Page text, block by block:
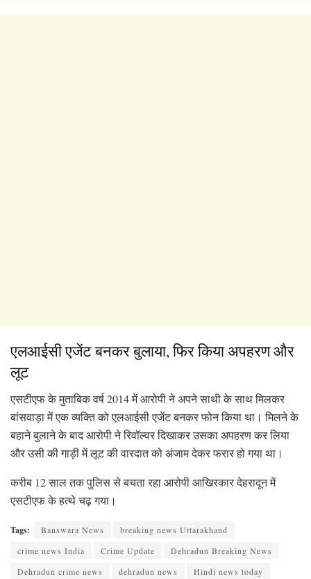
एलआईसी एजेंट बनकर बुलाया, फिर किया अपहरण और
लूट
एसटीएफ के मुताबिक वर्ष 2014 में आरोपी ने अपने साथी के साथ मिलकर
बांसवाड़ा में एक व्यक्ति को एलआईसी एजेंट बनकर फोन किया था। मिलने के
बहाने बुलाने के बाद आरोपी ने रिवॉल्वर दिखाकर उसका अपहरण कर लिया
और उसी की गाड़ी में लूट की वारदात को अंजाम देकर फरार हो गया था।
करीब 12 साल तक पुलिस से बचता रहा आरोपी आखिरकार देहरादून में
एसटीएफ के हत्थे चढ़ गया।
Tags: Banswara News
breaking news Uttarakhand
crime news India
Crime Update
Dehradun Breaking News
Dehradun crime news
dehradun news
Hindi news today